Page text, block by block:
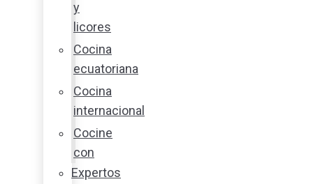
y
licores
Cocina
ecuatoriana
Cocina
internacional
Cocine
con
Expertos